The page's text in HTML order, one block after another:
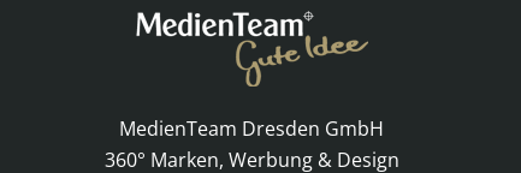
MedienTeam Dresden GmbH
360° Marken, Werbung & Design